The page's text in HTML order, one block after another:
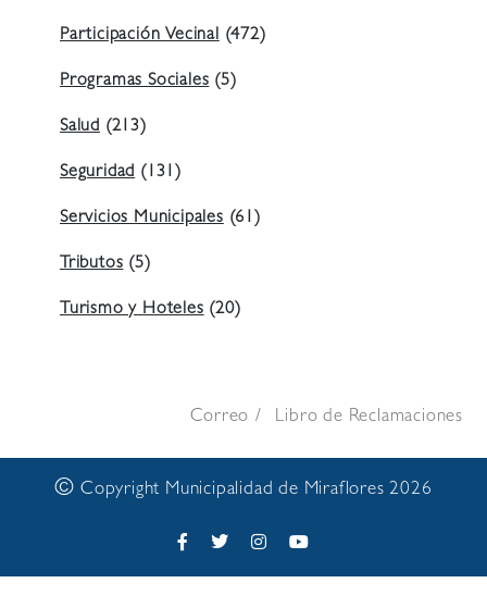
Participación Vecinal (472)
Programas Sociales (5)
Salud (213)
Seguridad (131)
Servicios Municipales (61)
Tributos (5)
Turismo y Hoteles (20)
Correo Libro de Reclamaciones
© Copyright Municipalidad de Miraflores 2026